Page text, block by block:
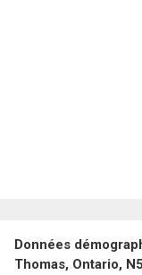
Données
Thomas, Ontario,